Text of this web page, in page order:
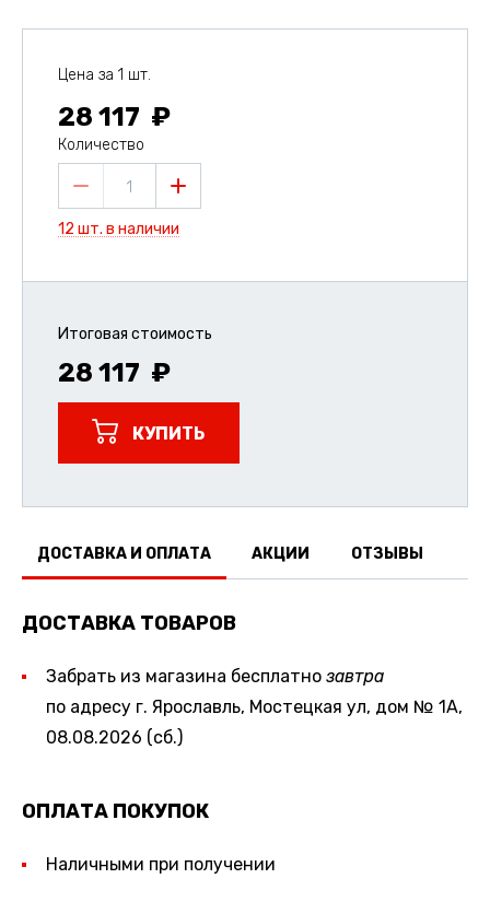
Цена за 1 шт.
28 117
Количество
1
12 шт. в наличии
Итоговая стоимость
28 117
КУПИТЬ
ДОСТАВКА И ОПЛАТА АКЦИИ ОТЗЫВЫ
ДОСТАВКА ТОВАРОВ
Забрать из магазина бесплатно завтра
по адресу г. Ярославль, Мостецкая ул, дом № 1А,
08.08.2026 (сб.)
ОПЛАТА ПОКУПОК
Наличными при получении